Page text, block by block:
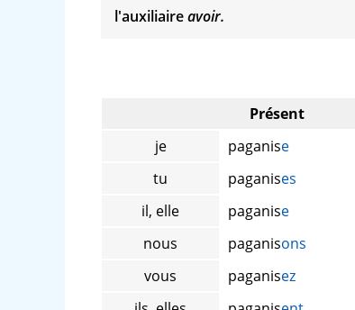
l'auxiliaireavoir.
Présent
je
paganise
tu
paganises
il, elle
paganise
nous
paganisons
vous
paganisez